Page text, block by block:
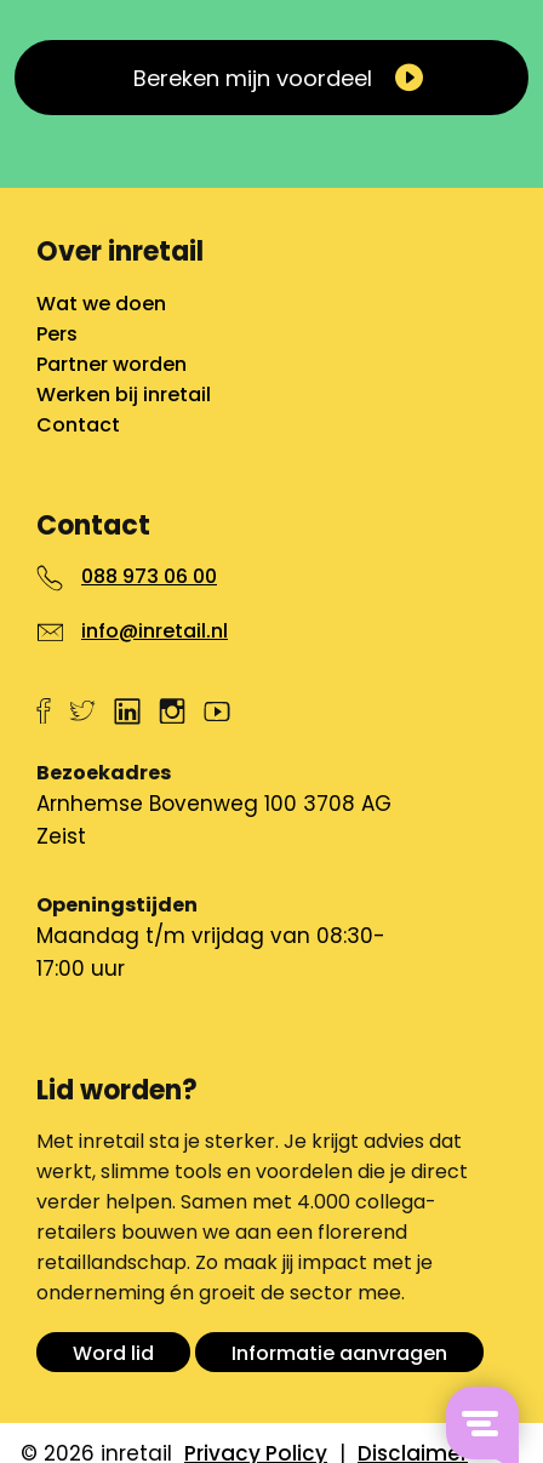
Bereken mijn voordeel
Over inretail
Wat we doen
Pers
Partner worden
Werken bij inretail
Contact
Contact
088 973 06 00
info@inretail.nl
Bezoekadres
Arnhemse Bovenweg 100 3708 AG
Zeist
Openingstijden
Maandag t/m vrijdag van 08:30-
17:00 uur
Lid worden?
Met inretail sta je sterker. Je krijgt advies dat
werkt, slimme tools en voordelen die je direct
verder helpen. Samen met 4.000 collega-
retailers bouwen we aan een florerend
retaillandschap. Zo maak jij impact met je
onderneming én groeit de sector mee.
Word lid Informatie aanvragen
© 2026 inretail Privacy Policy | Disclaimer